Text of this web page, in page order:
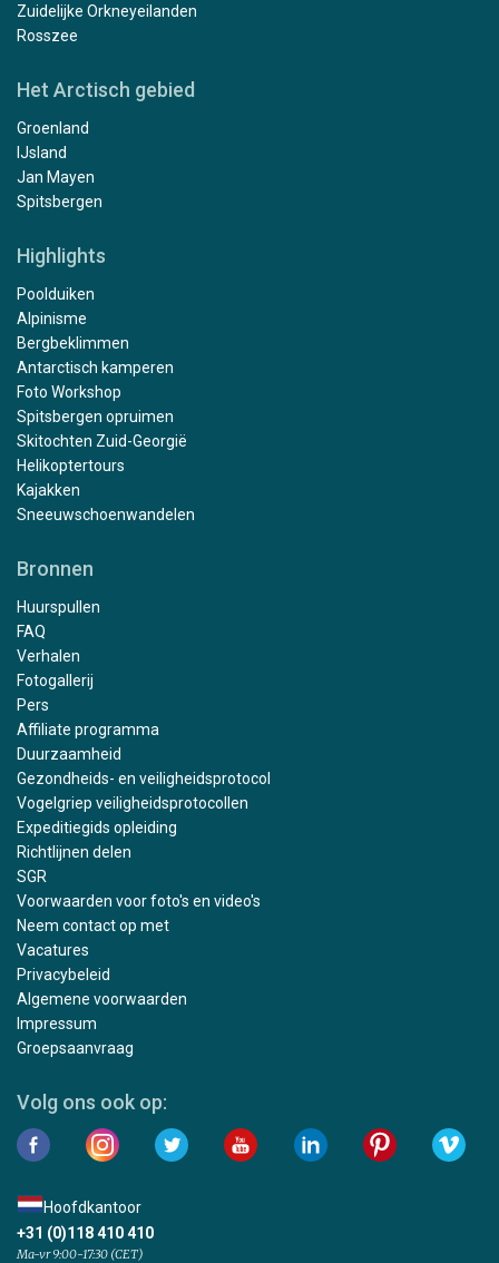
Zuidelijke Orkneyeilanden
Rosszee
Het Arctisch gebied
Groenland
IJsland
Jan Mayen
Spitsbergen
Highlights
Poolduiken
Alpinisme
Bergbeklimmen
Antarctisch kamperen
Foto Workshop
Spitsbergen opruimen
Skitochten Zuid-Georgië
Helikoptertours
Kajakken
Sneeuwschoenwandelen
Bronnen
Huurspullen
FAQ
Verhalen
Fotogallerij
Pers
Affiliate programma
Duurzaamheid
Gezondheids- en veiligheidsprotocol
Vogelgriep veiligheidsprotocollen
Expeditiegids opleiding
Richtlijnen delen
SGR
Voorwaarden voor foto's en video's
Neem contact op met
Vacatures
Privacybeleid
Algemene voorwaarden
Impressum
Groepsaanvraag
Volg ons ook op:
Hoofdkantoor
+31 (0)118 410 410
Ma-vr 9:00-17:30 (CET)